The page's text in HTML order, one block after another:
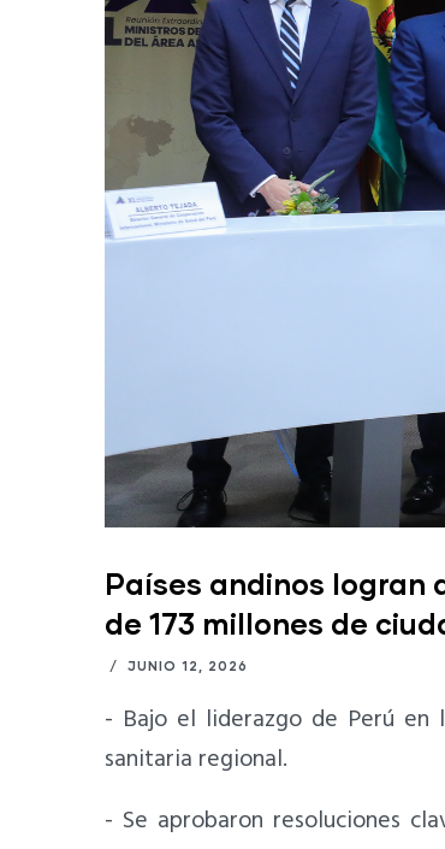
Países andinos logran
de 173 millones de
/ JUNIO 12, 2026
- Bajo el liderazgo de Perú en
sanitaria regional.
- Se aprobaron resoluciones